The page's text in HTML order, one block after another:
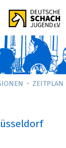
ZEITPLAN